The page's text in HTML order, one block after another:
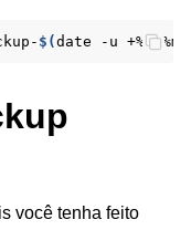
$(date -u +%Y-%m-
você tenha feito